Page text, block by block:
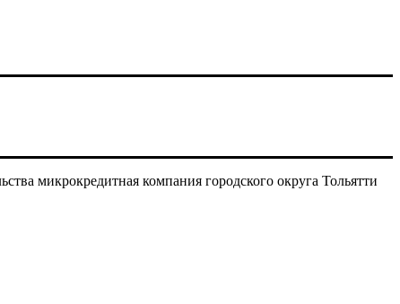
микрокредитная компания городского округа Тольятти